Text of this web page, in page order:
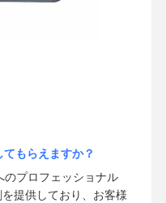
もらえますか？
のプロフェッショナル
提供しており、お客様